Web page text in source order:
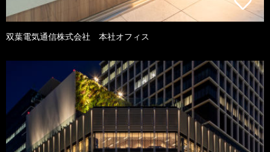
双葉電気通信株式会社 本社オフィス